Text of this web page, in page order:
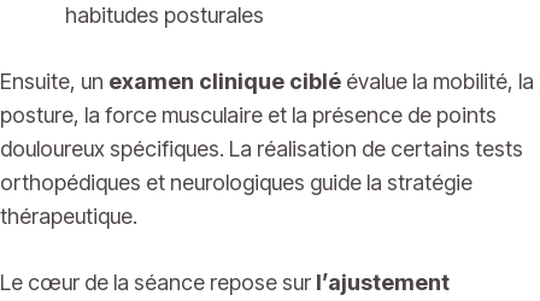
habitudes posturales
Ensuite, un examen clinique ciblé évalue la mobilité, la
posture, la force musculaire et la présence de points
douloureux spécifiques. La réalisation de certains tests
orthopédiques et neurologiques guide la stratégie
thérapeutique.
Le cœur de la séance repose sur l’ajustement